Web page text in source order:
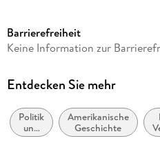
Autor/Autorin
Verlag/Hersteller
Produktart
kartoniert
Barrierefreiheit
Keine Information zur
Entdecken Sie mehr
Politik
und
Staat
Amerikanische
Geschichte